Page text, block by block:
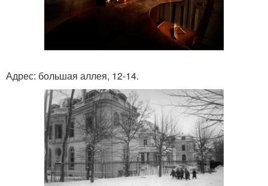
Адрес: большая аллея, 12-14.